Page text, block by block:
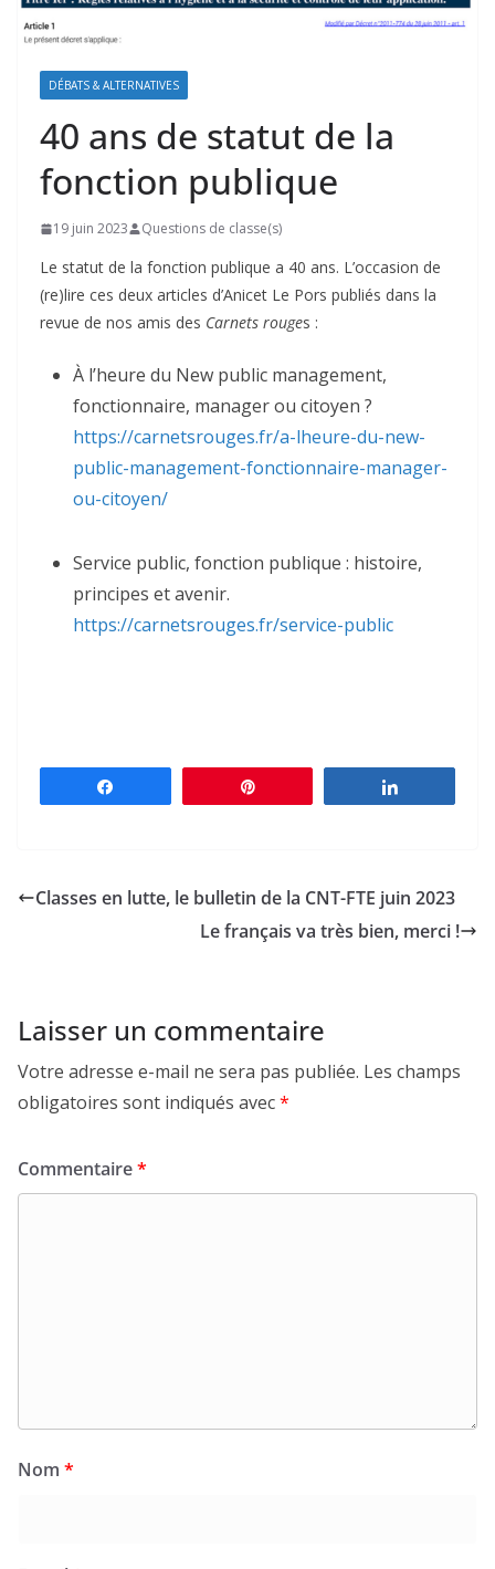
DÉBATS & ALTERNATIVES
40 ans de statut de la
fonction publique
19 juin 2023 Questions de classe(s)
Le statut de la fonction publique a 40 ans. L’occasion de
(re)lire ces deux articles d’Anicet Le Pors publiés dans la
revue de nos amis des Carnets rouges :
À l’heure du New public management,
fonctionnaire, manager ou citoyen ?
https://carnetsrouges.fr/a-lheure-du-new-
public-management-fonctionnaire-manager-
ou-citoyen/
Service public, fonction publique : histoire,
principes et avenir.
https://carnetsrouges.fr/service-public
Classes en lutte, le bulletin de la CNT-FTE juin 2023
Le français va très bien, merci !
Laisser un commentaire
Votre adresse e-mail ne sera pas publiée. Les champs
obligatoires sont indiqués avec*
Commentaire*
Nom *